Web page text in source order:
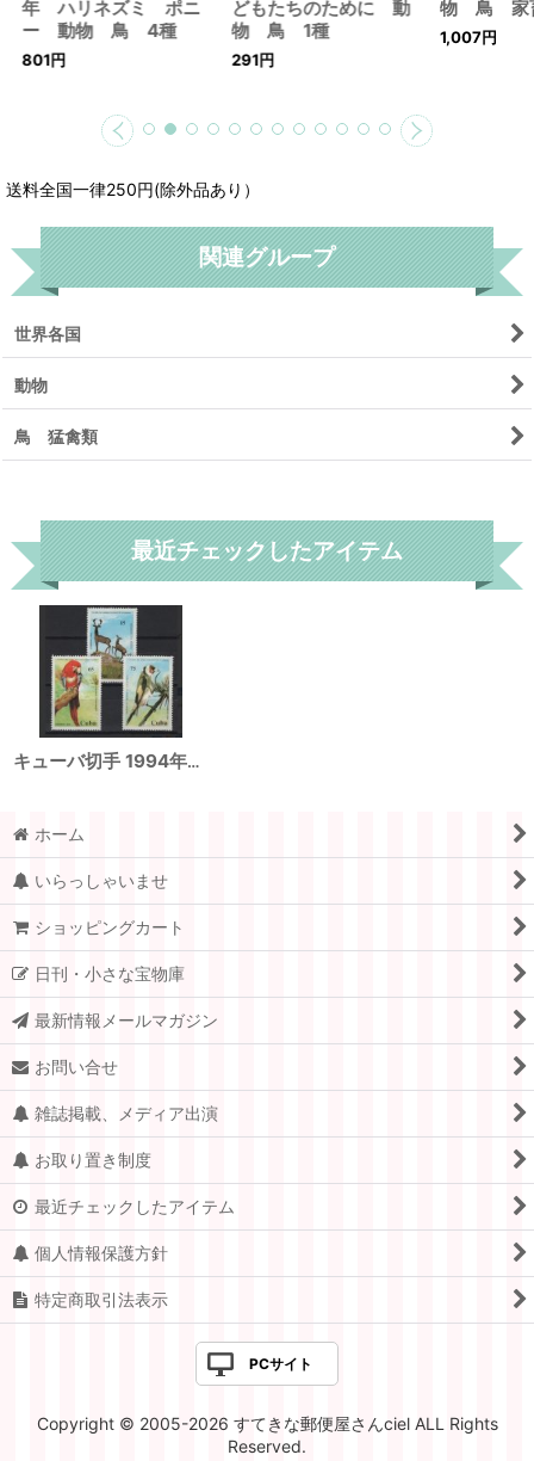
年 ハリネズミ ポニ
ー 動物 鳥 4種
801円
どもたちのために 動
物 鳥 1種
291円
物 鳥 家
1,007円
送料全国一律250円(除外品あり）
関連グループ
世界各国
動物
鳥 猛禽類
最近チェックしたアイテム
キューバ切手 1994年 鳥 ハバナ動物園55年記念 ベニコンゴウインコ ゴシキヒワ 3種
ホーム
いらっしゃいませ
ショッピングカート
日刊・小さな宝物庫
最新情報メールマガジン
お問い合せ
雑誌掲載、メディア出演
お取り置き制度
最近チェックしたアイテム
個人情報保護方針
特定商取引法表示
PCサイト
Copyright © 2005-2026 すてきな郵便屋さんciel ALL Rights
Reserved.